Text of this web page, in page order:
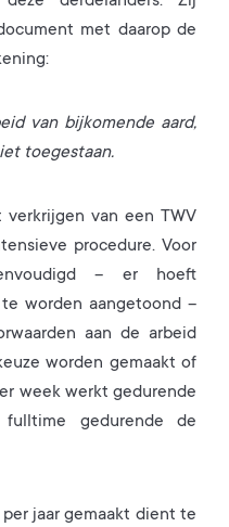
met daarop de
van bijkomende aard,
toegestaan.
van een TWV
procedure. Voor
– er hoeft
worden aangetoond –
aan de arbeid
worden gemaakt of
week werkt gedurende
gedurende de
jaar gemaakt dient te